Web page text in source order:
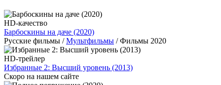
HD-качество
Барбоскины на даче (2020)
Русские фильмы /Мультфильмы / Фильмы 2020
HD-трейлер
Избранные 2: Высший уровень (2013)
Скоро на нашем сайте